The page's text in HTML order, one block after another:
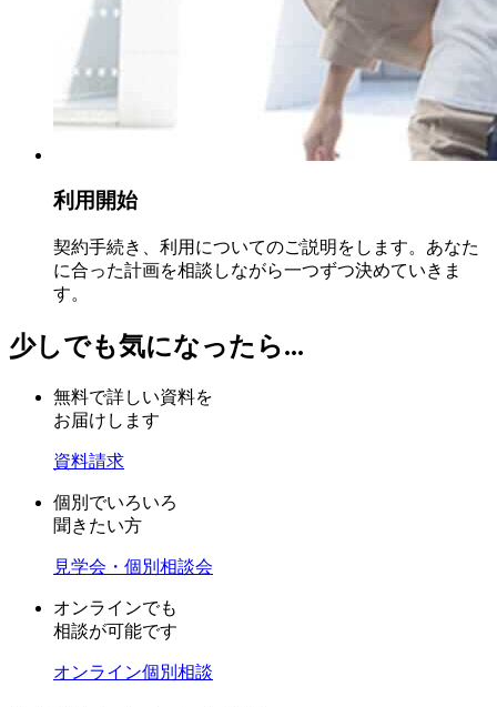
利用開始
契約手続き、利用についてのご説明をします。あなた
に合った計画を相談しながら一つずつ決めていきま
す。
少しでも気になったら...
無料で詳しい資料を
お届けします
資料請求
個別でいろいろ
聞きたい方
見学会・個別相談会
オンラインでも
相談が可能です
オンライン個別相談